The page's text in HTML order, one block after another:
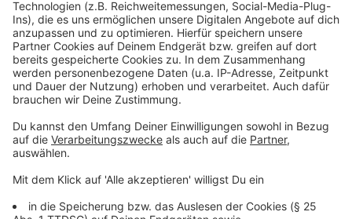
Kindern und Jugendlichen ein starkes Medikament
verschrieben haben, obwohl das medizinisch nicht
notwendig gewesen sein soll, so die Vorwürfe. Die
Betroffenen sollen in Folge stark zugenommen haben
und chronisch müde und antriebslos, fast wie betäubt,
gewesen sein, heißt es von der Bonner
Staatsanwaltschaft. Winterhoff bestreitet alle
Vorwürfe, von seinen Anwälten hieß es, dass man sein
Lebenswerk zerstören wolle.